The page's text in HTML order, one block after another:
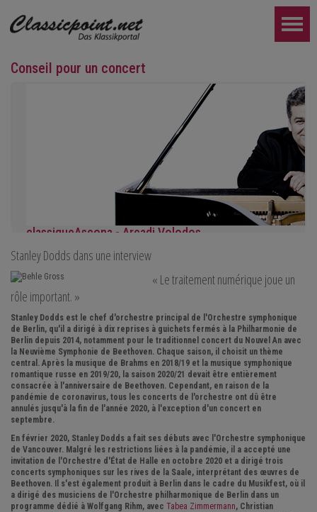
Conseil pour un concert
classiqueAscona - Arcadi Volodos
Récital de piano
le samedi 19 septembre à 19h30 à Ascona
PLUS LOIN...
Stanley Dodds dans une interview
« Le traitement numérique joue un
rôle important. »
Stanley Dodds est le chef d'orchestre principal de l'Orchestre symphonique
de Berlin, qu'il a dirigé à dix reprises à guichets fermés à la Philharmonie de
Berlin depuis 2014, notamment pour le traditionnel concert du Nouvel An avec
la Neuvième Symphonie de Beethoven. Chaque saison, il choisit un thème
central. Après la musique de Brahms en 2018/19 et la musique symphonique
romantique russe en 2019/20, la saison 2020/21 devait être entièrement
consacrée à l'anniversaire de Beethoven. Cependant, en raison de la
pandémie de coronavirus, tous les concerts de l'orchestre ont dû être
annulés jusqu'à la fin de l'année 2020, à l'exception d'un concert en
septembre.
En février 2020, Stanley Dodds a fait ses débuts avec l'Orchestre symphonique
de Vancouver. Malgré les restrictions liées à la pandémie, il a accepté une
invitation de l'Orchestre d'État de Halle en octobre 2020 et a dirigé trois
concerts symphoniques sur les rives de la Saale, interprétant des œuvres de
Beethoven. Il s'est également produit à Berlin dans le cadre du Musikfest, où il
a dirigé des musiciens de l'Orchestre philharmonique de Berlin dans un
programme dédié à Wolfgang Rihm, avec Tabea Zimmermann, Christian